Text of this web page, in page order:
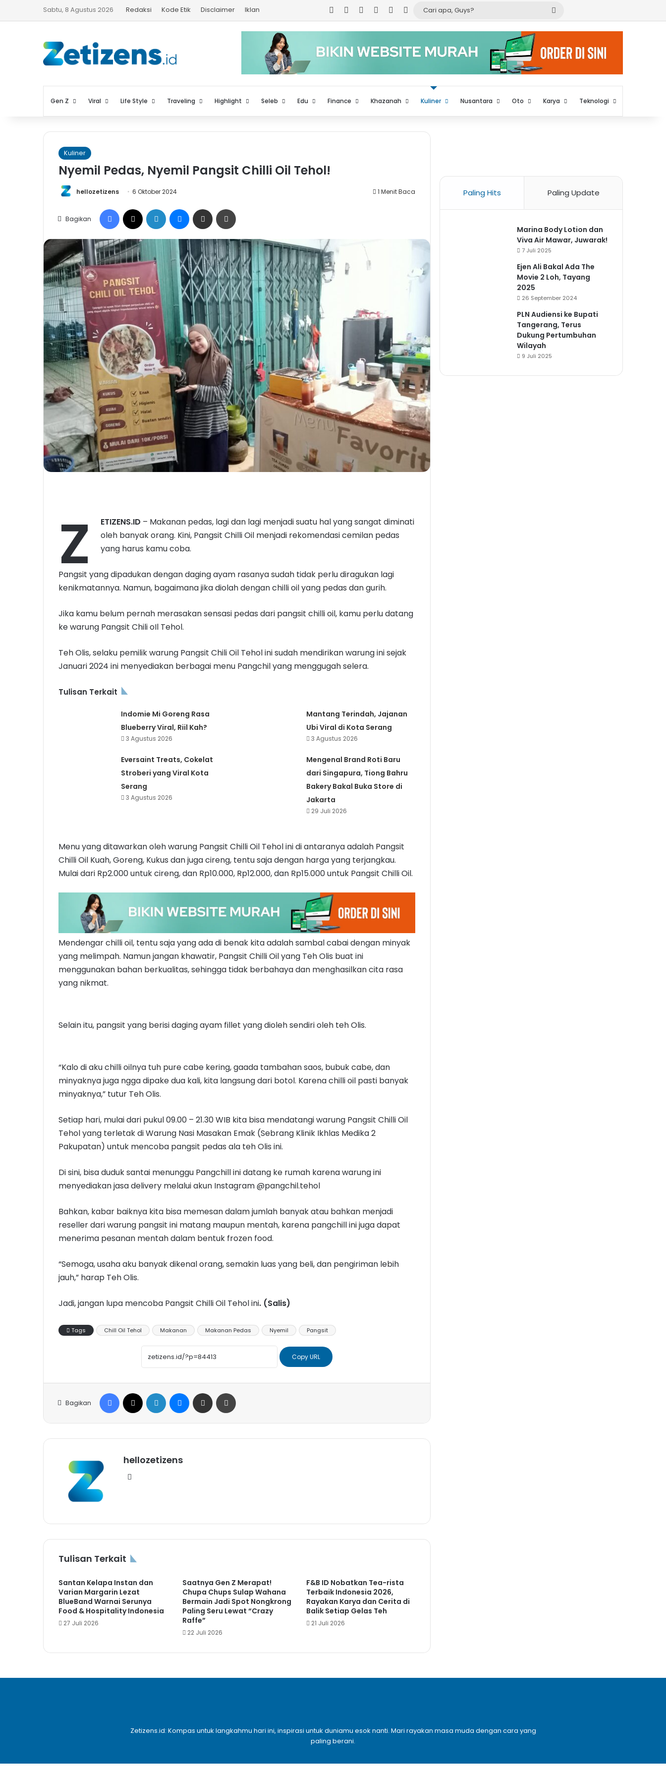
Sabtu, 8 Agustus 2026 Redaksi Kode Etik Disclaimer Iklan FacebookYouTubeInstagram
TikTokLog In
Guys?
Gen Z Viral Life Style Traveling Highlight Seleb Edu Finance Khazanah Kuliner Nusantara Oto Karya Teknologi
Kuliner
Nyemil Pedas, Nyemil Pangsit Chilli Oil Tehol!
hellozetizens 6 Oktober 2024 1 Menit Baca
Bagikan
Facebook LinkedIn Messenger
Share via Email
Z ETIZENS.ID – Makanan pedas, lagi dan lagi menjadi suatu hal yang sangat diminati
oleh banyak orang. Kini, Pangsit Chilli Oil menjadi rekomendasi cemilan pedas
yang harus kamu coba.
Pangsit yang dipadukan dengan daging ayam rasanya sudah tidak perlu diragukan lagi
kenikmatannya. Namun, bagaimana jika diolah dengan chilli oil yang pedas dan gurih.
Jika kamu belum pernah merasakan sensasi pedas dari pangsit chilli oil, kamu perlu datang
ke warung Pangsit Chili oIl Tehol.
Teh Olis, selaku pemilik warung Pangsit Chili Oil Tehol ini sudah mendirikan warung ini sejak
Januari 2024 ini menyediakan berbagai menu Pangchil yang menggugah selera.
Tulisan Terkait
Indomie Mi Goreng Rasa
Blueberry Viral, Riil Kah?
3 Agustus 2026
Mantang Terindah, Jajanan
Ubi Viral di Kota Serang
3 Agustus 2026
Eversaint Treats, Cokelat
Stroberi yang Viral Kota
Serang
3 Agustus 2026
Mengenal Brand Roti Baru
dari Singapura, Tiong Bahru
Bakery Bakal Buka Store di
Jakarta
29 Juli 2026
Menu yang ditawarkan oleh warung Pangsit Chilli Oil Tehol ini di antaranya adalah Pangsit
Chilli Oil Kuah, Goreng, Kukus dan juga cireng, tentu saja dengan harga yang terjangkau.
Mulai dari Rp2.000 untuk cireng, dan Rp10.000, Rp12.000, dan Rp15.000 untuk Pangsit Chilli Oil.
Mendengar chilli oil, tentu saja yang ada di benak kita adalah sambal cabai dengan minyak
yang melimpah. Namun jangan khawatir, Pangsit Chilli Oil yang Teh Olis buat ini
menggunakan bahan berkualitas, sehingga tidak berbahaya dan menghasilkan cita rasa
yang nikmat.
Selain itu, pangsit yang berisi daging ayam fillet yang dioleh sendiri oleh teh Olis.
“Kalo di aku chilli oilnya tuh pure cabe kering, gaada tambahan saos, bubuk cabe, dan
minyaknya juga ngga dipake dua kali, kita langsung dari botol. Karena chilli oil pasti banyak
minyaknya,” tutur Teh Olis.
Setiap hari, mulai dari pukul 09.00 – 21.30 WIB kita bisa mendatangi warung Pangsit Chilli Oil
Tehol yang terletak di Warung Nasi Masakan Emak (Sebrang Klinik Ikhlas Medika 2
Pakupatan) untuk mencoba pangsit pedas ala teh Olis ini.
Di sini, bisa duduk santai menunggu Pangchill ini datang ke rumah karena warung ini
menyediakan jasa delivery melalui akun Instagram @pangchil.tehol
Bahkan, kabar baiknya kita bisa memesan dalam jumlah banyak atau bahkan menjadi
reseller dari warung pangsit ini matang maupun mentah, karena pangchill ini juga dapat
menerima pesanan mentah dalam bentuk frozen food.
“Semoga, usaha aku banyak dikenal orang, semakin luas yang beli, dan pengiriman lebih
jauh,” harap Teh Olis.
Jadi, jangan lupa mencoba Pangsit Chilli Oil Tehol ini. (Salis)
Tags Chill Oil Tehol Makanan Makanan Pedas Nyemil Pangsit
Copy URL
Bagikan
Facebook LinkedIn Messenger
Share via Email
hellozetizens
Tulisan Terkait
Santan Kelapa Instan dan
Varian Margarin Lezat
BlueBand Warnai Serunya
Food & Hospitality Indonesia
27 Juli 2026
Saatnya Gen Z Merapat!
Chupa Chups Sulap Wahana
Bermain Jadi Spot Nongkrong
Paling Seru Lewat “Crazy
Raffe”
22 Juli 2026
F&B ID Nobatkan Tea-rista
Terbaik Indonesia 2026,
Rayakan Karya dan Cerita di
Balik Setiap Gelas Teh
21 Juli 2026
Paling Hits Paling Update
Marina Body Lotion dan
Viva Air Mawar, Juwarak!
7 Juli 2025
Ejen Ali Bakal Ada The
Movie 2 Loh, Tayang
2025
26 September 2024
PLN Audiensi ke Bupati
Tangerang, Terus
Dukung Pertumbuhan
Wilayah
9 Juli 2025
Zetizens.id: Kompas untuk langkahmu hari ini, inspirasi untuk duniamu esok nanti. Mari rayakan masa muda dengan cara yang
paling berani.